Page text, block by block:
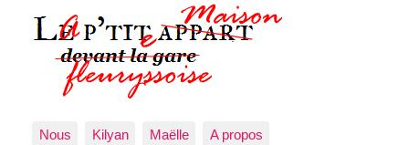
Nous Kilyan Maëlle A propos